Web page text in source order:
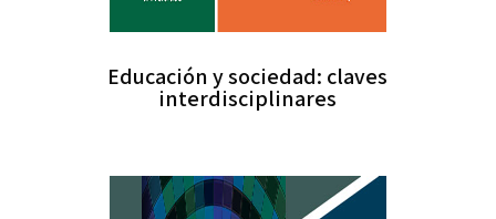
Educación y sociedad: claves
interdisciplinares